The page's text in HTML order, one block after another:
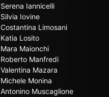
Serena Iannicelli
Silvia Iovine
Costantina Limosani
Katia Losito
Mara Maionchi
Roberto Manfredi
Valentina Mazara
Michele Monina
Antonino Muscaglione